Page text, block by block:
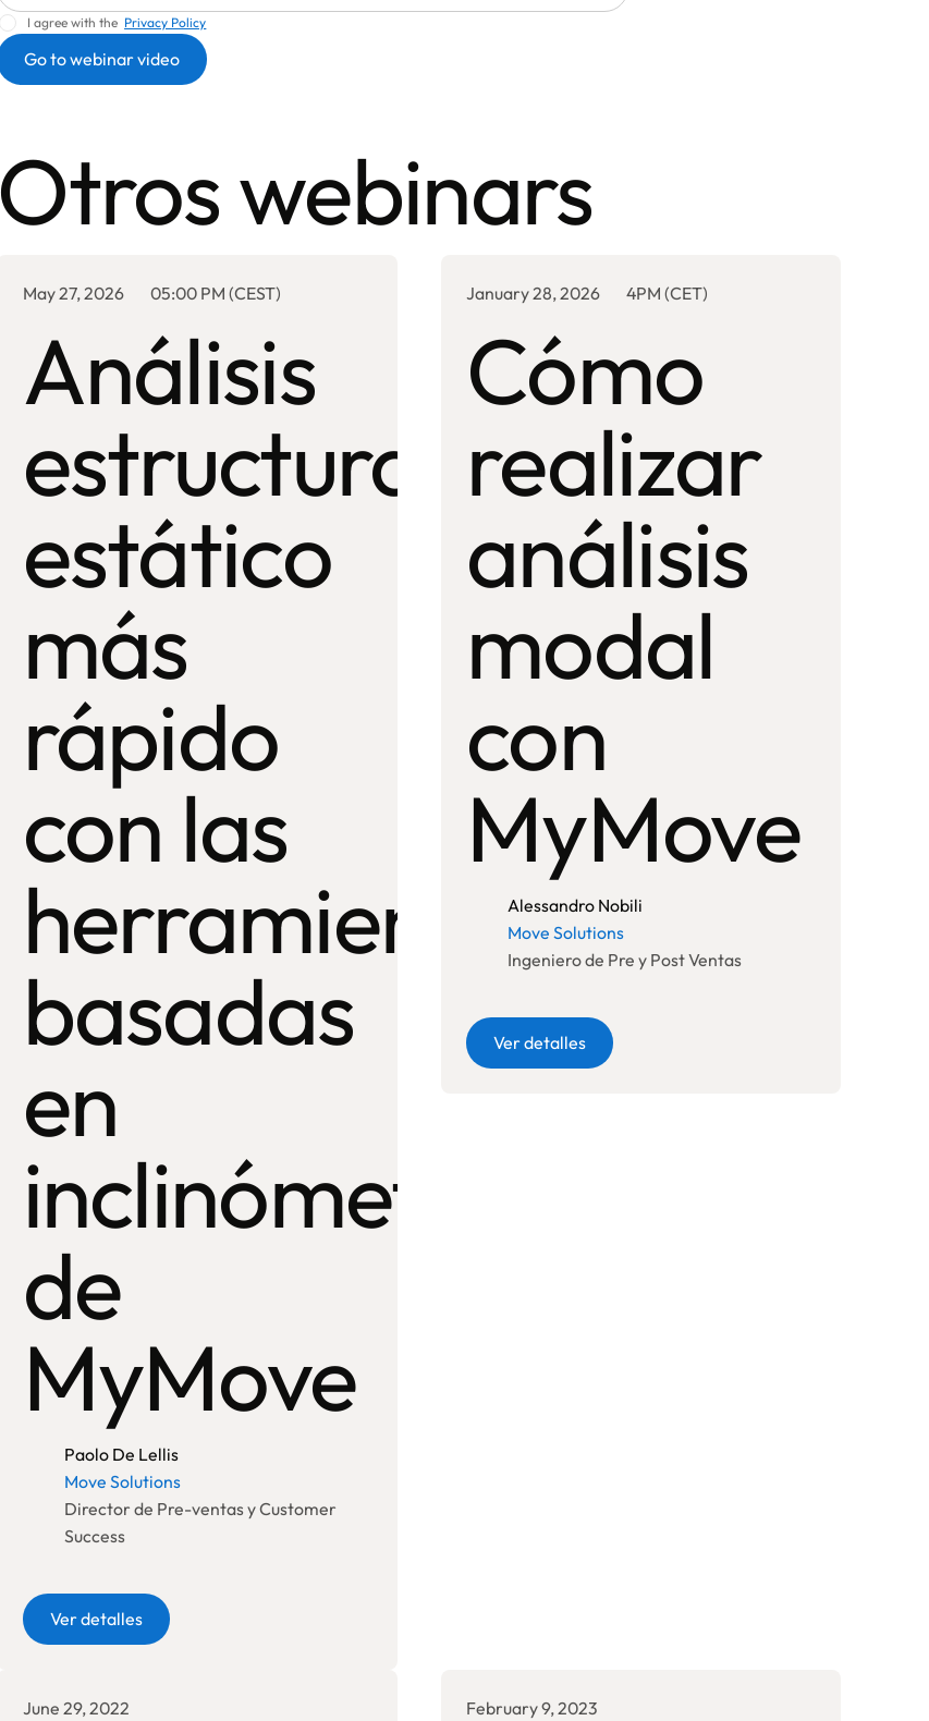
I agree with the Privacy Policy
Otros webinars
May 27, 2026 05:00 PM (CEST)
Análisis
estructural
estático
más
rápido
con las
herramientas
basadas
en
inclinómetros
de
MyMove
Paolo De Lellis
Move Solutions
Director de Pre-ventas y Customer
Success
Ver detalles
January 28, 2026 4PM (CET)
Cómo
realizar
análisis
modal
con
MyMove
Alessandro Nobili
Move Solutions
Ingeniero de Pre y Post Ventas
Ver detalles
June 29, 2022 February 9, 2023